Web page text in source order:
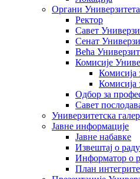
Органи Универзитета
Ректор
Савет
Сенат
Већа
Комисије
Комисија
Комисија
Одбор за
Савет
Универзитетска
Јавне информације
Јавне набавке
Извештај о раду
Информатор о
План